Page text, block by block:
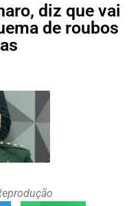
diz que vai
de roubos